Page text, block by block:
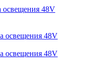
освещения 48V
освещения 48V
освещения 48V